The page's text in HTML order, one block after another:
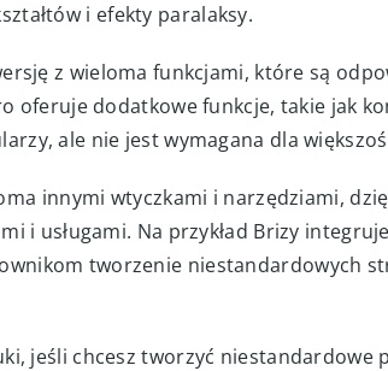
i efekty paralaksy.
z wieloma funkcjami, które są
oferuje dodatkowe funkcje, takie jak
ale nie jest wymagana dla
innymi wtyczkami i narzędziami,
i usługami. Na przykład Brizy
tworzenie niestandardowych
jeśli chcesz tworzyć niestandardowe